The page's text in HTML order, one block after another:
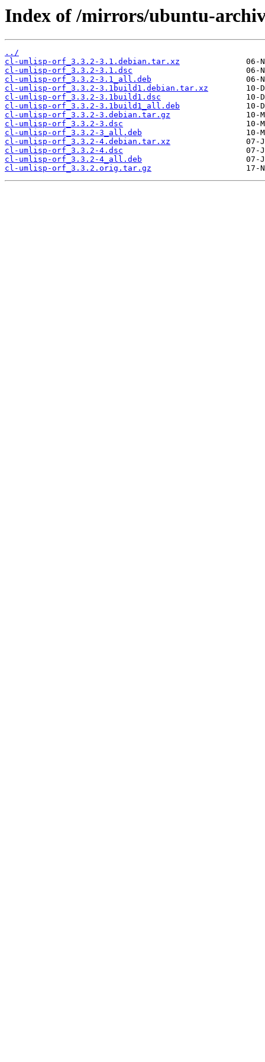
Index of /mirrors/ubuntu-
../
cl-umlisp-orf_3.3.2-3.1.debian.tar.xz
cl-umlisp-orf_3.3.2-3.1.dsc
cl-umlisp-orf_3.3.2-3.1_all.deb
cl-umlisp-orf_3.3.2-3.1build1.debian.tar.xz
cl-umlisp-orf_3.3.2-3.1build1.dsc
cl-umlisp-orf_3.3.2-3.1build1_all.deb
cl-umlisp-orf_3.3.2-3.debian.tar.gz
cl-umlisp-orf_3.3.2-3.dsc
cl-umlisp-orf_3.3.2-3_all.deb
cl-umlisp-orf_3.3.2-4.debian.tar.xz
cl-umlisp-orf_3.3.2-4.dsc
cl-umlisp-orf_3.3.2-4_all.deb
cl-umlisp-orf_3.3.2.orig.tar.gz